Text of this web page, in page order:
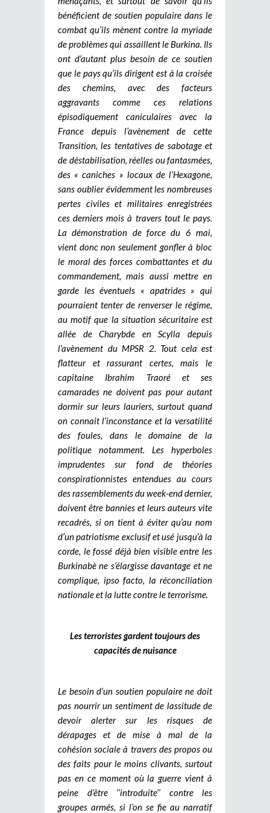
bénéficient de soutien populaire dans le
combat qu’ils mènent contre la myriade
de problèmes qui assaillent le Burkina. Ils
ont d’autant plus besoin de ce soutien
que le pays qu’ils dirigent est à la croisée
des chemins, avec des facteurs
aggravants comme ces relations
épisodiquement caniculaires avec la
France depuis l’avènement de cette
Transition, les tentatives de sabotage et
de déstabilisation, réelles ou fantasmées,
des « caniches » locaux de l’Hexagone,
sans oublier évidemment les nombreuses
pertes civiles et militaires enregistrées
ces derniers mois à travers tout le pays.
La démonstration de force du 6 mai,
vient donc non seulement gonfler à bloc
le moral des forces combattantes et du
commandement, mais aussi mettre en
garde les éventuels « apatrides » qui
pourraient tenter de renverser le régime,
au motif que la situation sécuritaire est
allée de Charybde en Scylla depuis
l’avènement du MPSR 2. Tout cela est
flatteur et rassurant certes, mais le
capitaine Ibrahim Traoré et ses
camarades ne doivent pas pour autant
dormir sur leurs lauriers, surtout quand
on connait l’inconstance et la versatilité
des foules, dans le domaine de la
politique notamment. Les hyperboles
imprudentes sur fond de théories
conspirationnistes entendues au cours
des rassemblements du week-end dernier,
doivent être bannies et leurs auteurs vite
recadrés, si on tient à éviter qu’au nom
d’un patriotisme exclusif et usé jusqu’à la
corde, le fossé déjà bien visible entre les
Burkinabè ne s’élargisse davantage et ne
complique, ipso facto, la réconciliation
nationale et la lutte contre le terrorisme.
Les terroristes gardent toujours des
capacités de nuisance
Le besoin d’un soutien populaire ne doit
pas nourrir un sentiment de lassitude de
devoir alerter sur les risques de
dérapages et de mise à mal de la
cohésion sociale à travers des propos ou
des faits pour le moins clivants, surtout
pas en ce moment où la guerre vient à
peine d’être ‘’introduite’’ contre les
groupes armés, si l’on se fie au narratif